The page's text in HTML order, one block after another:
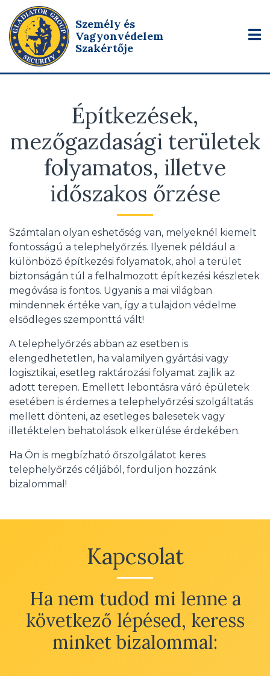
Személy és
Vagyonvédelem
Szakértője
Építkezések,
mezőgazdasági területek
folyamatos, illetve
időszakos őrzése
Számtalan olyan eshetőség van, melyeknél kiemelt
fontosságú a telephelyőrzés. Ilyenek például a
különböző építkezési folyamatok, ahol a terület
biztonságán túl a felhalmozott építkezési készletek
megóvása is fontos. Ugyanis a mai világban
mindennek értéke van, így a tulajdon védelme
elsődleges szemponttá vált!
A telephelyőrzés abban az esetben is
elengedhetetlen, ha valamilyen gyártási vagy
logisztikai, esetleg raktározási folyamat zajlik az
adott terepen. Emellett lebontásra váró épületek
esetében is érdemes a telephelyőrzési szolgáltatás
mellett dönteni, az esetleges balesetek vagy
illetéktelen behatolások elkerülése érdekében.
Ha Ön is megbízható őrszolgálatot keres
telephelyőrzés céljából, forduljon hozzánk
bizalommal!
Kapcsolat
Ha nem tudod mi lenne a
következő lépésed, keress
minket bizalommal: